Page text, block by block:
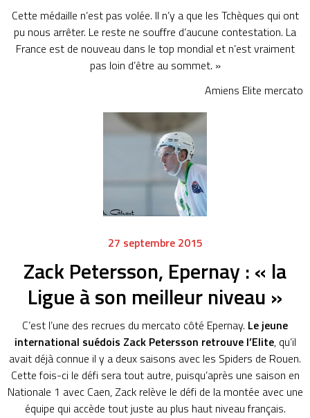
Cette médaille n’est pas volée. Il n’y a que les Tchèques qui ont
pu nous arrêter. Le reste ne souffre d’aucune contestation. La
France est de nouveau dans le top mondial et n’est vraiment
pas loin d’être au sommet. »
Amiens Elite mercato
27 septembre 2015
Zack Petersson, Epernay : « la
Ligue à son meilleur niveau »
C’est l’une des recrues du mercato côté Epernay. Le jeune
international suédois Zack Petersson retrouve l’Elite, qu’il
avait déjà connue il y a deux saisons avec les Spiders de Rouen.
Cette fois-ci le défi sera tout autre, puisqu’après une saison en
Nationale 1 avec Caen, Zack relève le défi de la montée avec une
équipe qui accède tout juste au plus haut niveau français.